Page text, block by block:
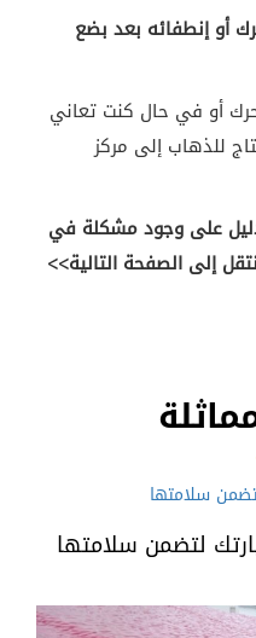
أو إنطفائه بعد بضع
أو في حال كنت تعاني
للذهاب إلى مركز
على وجود مشكلة في
إلى الصفحة التالية<<
لتضمن سلامتها